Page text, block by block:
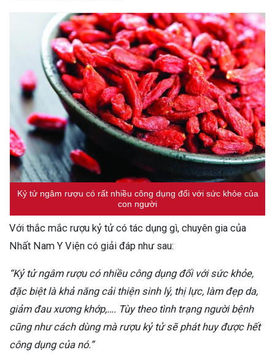
Kỷ tử ngâm rượu có rất nhiều công dụng đối với sức khỏe của
con người
Với thắc mắc rượu kỷ tử có tác dụng gì, chuyên gia của
Nhất Nam Y Viện có giải đáp như sau:
“Kỷ tử ngâm rượu có nhiều công dụng đối với sức khỏe,
đặc biệt là khả năng cải thiện sinh lý, thị lực, làm đẹp da,
giảm đau xương khớp,…. Tùy theo tình trạng người bệnh
cũng như cách dùng mà rượu kỷ tử sẽ phát huy được hết
công dụng của nó.”